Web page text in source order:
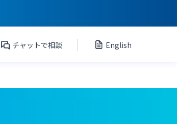
チャットで相談 English